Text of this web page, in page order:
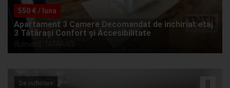
550 € / luna
Apartament 3 Camere Decomandat de inchiriat etaj
3 Tătărași Confort și Accesibilitate
Bulevard, TATARASI
De inchiriere